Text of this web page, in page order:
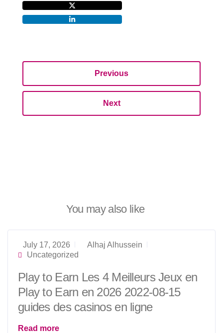
Previous
Next
You may also like
July 17, 2026
Alhaj Alhussein
Uncategorized
Play to Earn Les 4 Meilleurs Jeux en
Play to Earn en 2026 2022-08-15
guides des casinos en ligne
Read more